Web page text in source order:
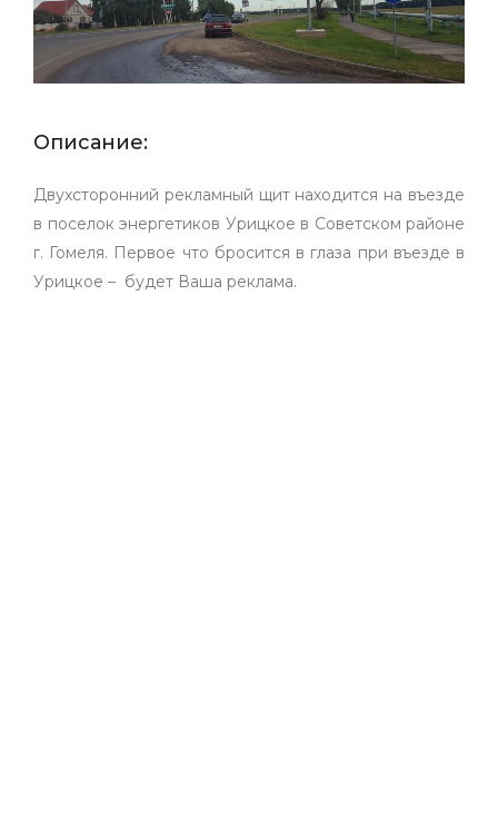
Описание:
Двухсторонний рекламный щит находится на въезде
в поселок энергетиков Урицкое в Советском районе
г. Гомеля. Первое что бросится в глаза при въезде в
Урицкое – будет Ваша реклама.